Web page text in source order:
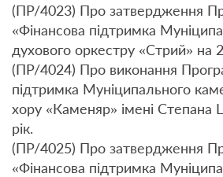
(ПР/4023) Про затвердження
«Фінансова підтримка
духового оркестру «Стрий» на
(ПР/4024) Про виконання
підтримка Муніципального
хору «Каменяр» імені Степана
рік.
(ПР/4025) Про затвердження
«Фінансова підтримка